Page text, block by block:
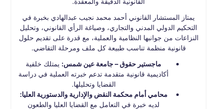
يمتاز المستشار القانوني أحمد محمد نجيب عبدالهادي بخبرة في
التحكيم الدولي المدني والتجاري، وصياغة الرأي القانوني، وتحليل
النزاعات من جوانبها النظامية والعملية، مع قدرة على تقديم حلول
قانونية منظمة تناسب طبيعة كل ملف ومرحلة التقاضي.
ماجستير حقوق – جامعة عين شمس: يمتلك خلفية
أكاديمية قانونية متقدمة تدعم خبرته العملية في دراسة
القضايا وتحليلها.
محامي أمام محكمة النقض والإدارية والدستورية العليا:
لديه خبرة في التعامل مع القضايا العليا والطعون